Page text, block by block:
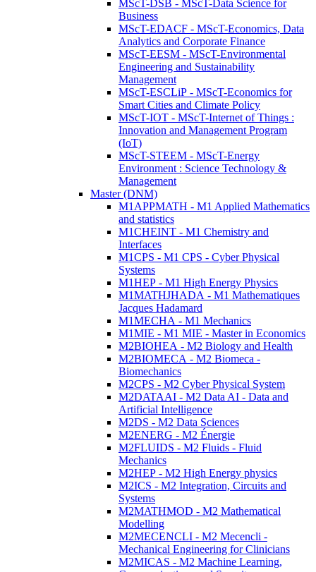
MScT-DSB - MScT-Data Science for
Business
MScT-EDACF - MScT-Economics, Data
Analytics and Corporate Finance
MScT-EESM - MScT-Environmental
Engineering and Sustainability
Management
MScT-ESCLiP - MScT-Economics for
Smart Cities and Climate Policy
MScT-IOT - MScT-Internet of Things :
Innovation and Management Program
(IoT)
MScT-STEEM - MScT-Energy
Environment : Science Technology &
Management
Master (DNM)
M1APPMATH - M1 Applied Mathematics
and statistics
M1CHEINT - M1 Chemistry and
Interfaces
M1CPS - M1 CPS - Cyber Physical
Systems
M1HEP - M1 High Energy Physics
M1MATHJHADA - M1 Mathematiques
Jacques Hadamard
M1MECHA - M1 Mechanics
M1MIE - M1 MIE - Master in Economics
M2BIOHEA - M2 Biology and Health
M2BIOMECA - M2 Biomeca -
Biomechanics
M2CPS - M2 Cyber Physical System
M2DATAAI - M2 Data AI - Data and
Artificial Intelligence
M2DS - M2 Data Sciences
M2ENERG - M2 Énergie
M2FLUIDS - M2 Fluids - Fluid
Mechanics
M2HEP - M2 High Energy physics
M2ICS - M2 Integration, Circuits and
Systems
M2MATHMOD - M2 Mathematical
Modelling
M2MECENCLI - M2 Mecencli -
Mechanical Engineering for Clinicians
M2MICAS - M2 Machine Learning,